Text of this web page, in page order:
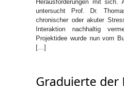
Herausforderungen mit sich.
untersucht Prof. Dr.
chronischer oder akuter
Interaktion nachhaltig
Projektidee wurde nun vom
[…]
Graduierte der